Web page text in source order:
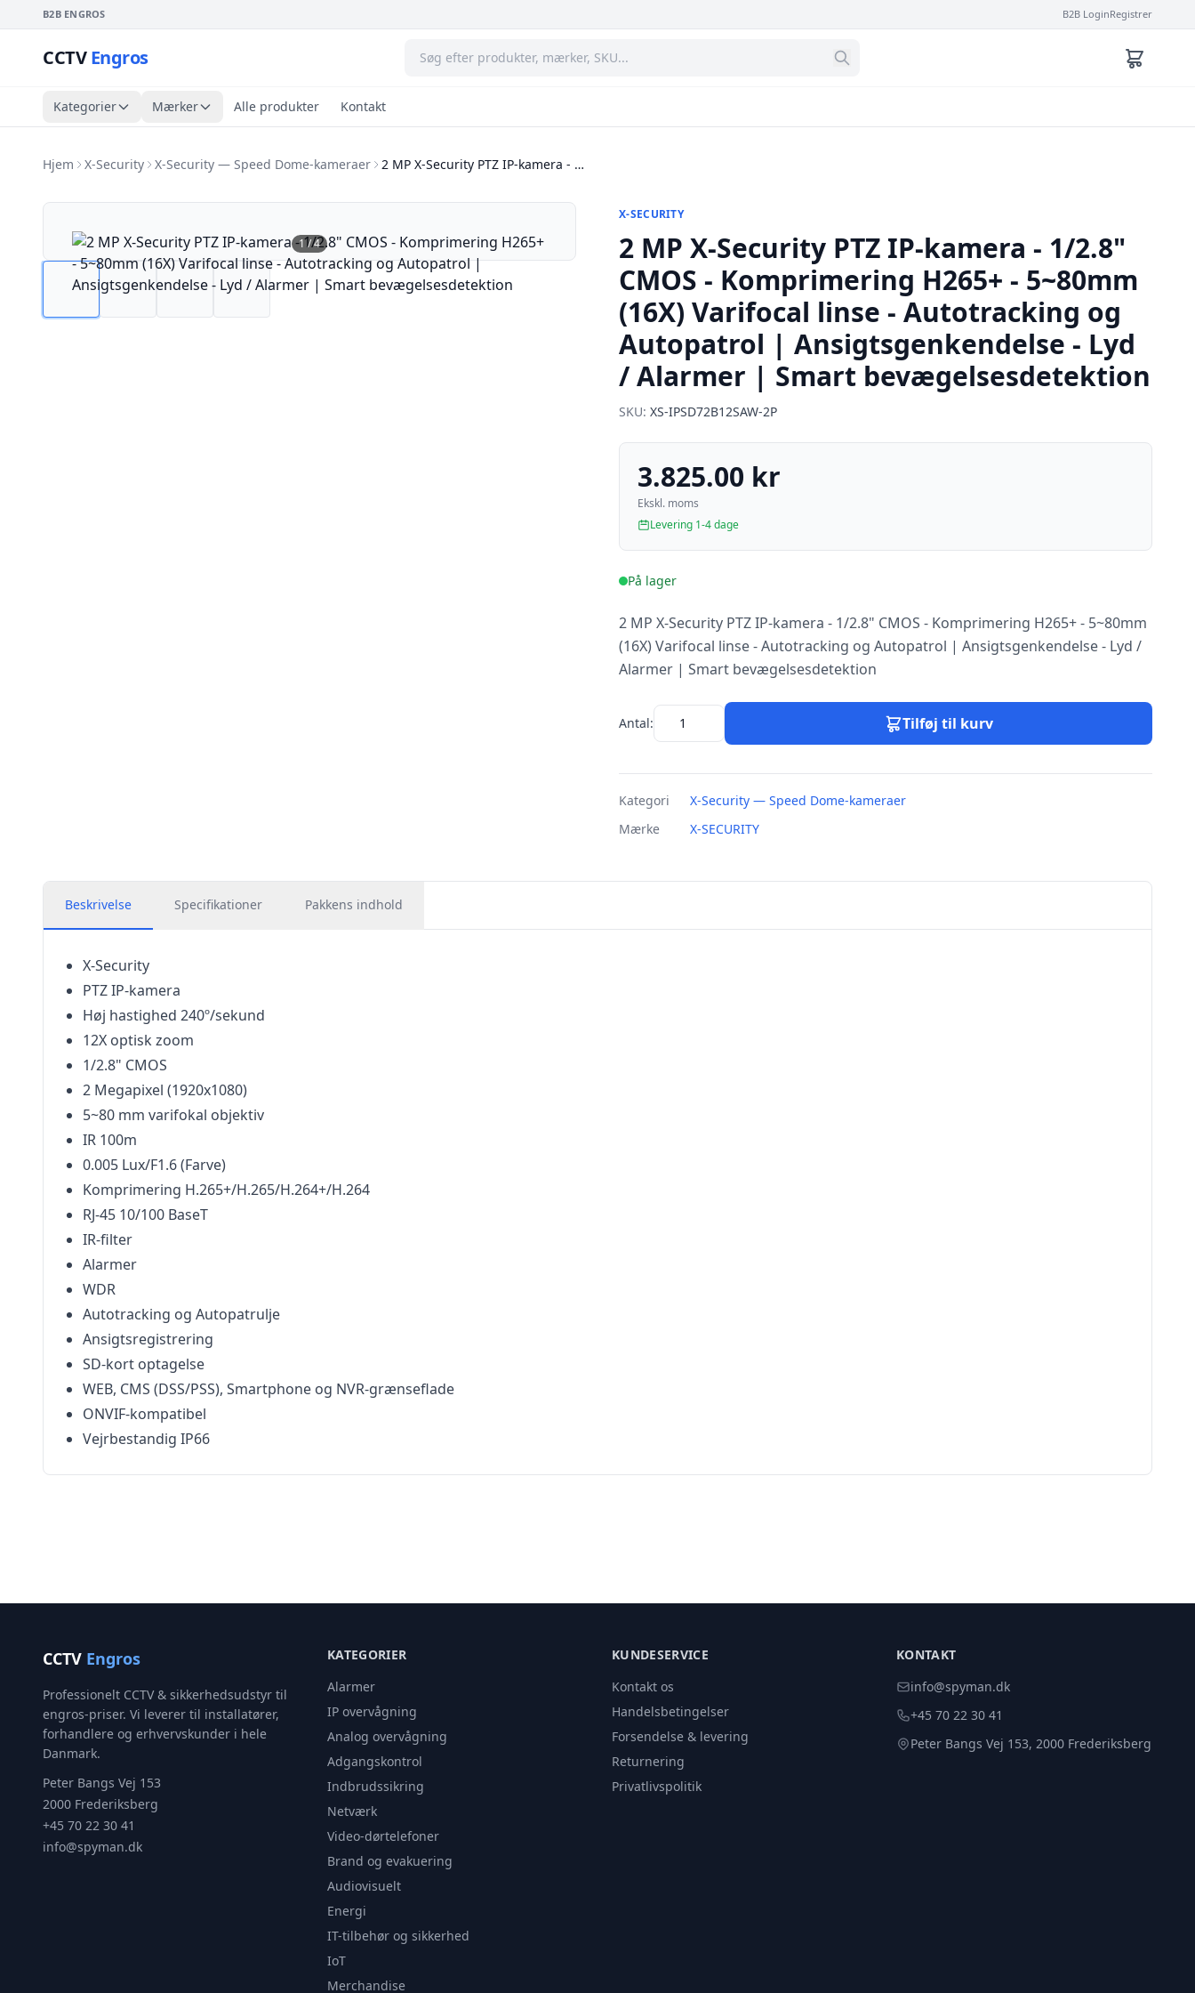
B2B ENGROS B2B LoginRegistrer
CCTVEngros
Kategorier Mærker Alle produkter Kontakt
Hjem X-Security X-Security — Speed Dome-kameraer 2 MP X-Security PTZ IP-kamera - …
1/4
X-SECURITY
2 MP X-Security PTZ IP-kamera - 1/2.8"
CMOS - Komprimering H265+ - 5~80mm
(16X) Varifocal linse - Autotracking og
Autopatrol | Ansigtsgenkendelse - Lyd
/ Alarmer | Smart bevægelsesdetektion
SKU: XS-IPSD72B12SAW-2P
3.825.00 kr
Ekskl. moms
Levering 1-4 dage
På lager
2 MP X-Security PTZ IP-kamera - 1/2.8" CMOS - Komprimering H265+ - 5~80mm
(16X) Varifocal linse - Autotracking og Autopatrol | Ansigtsgenkendelse - Lyd /
Alarmer | Smart bevægelsesdetektion
Antal: Tilføj til kurv
Kategori
X-Security — Speed Dome-kameraer
Mærke
X-SECURITY
Beskrivelse Specifikationer Pakkens indhold
X-Security
PTZ IP-kamera
Høj hastighed 240º/sekund
12X optisk zoom
1/2.8" CMOS
2 Megapixel (1920x1080)
5~80 mm varifokal objektiv
IR 100m
0.005 Lux/F1.6 (Farve)
Komprimering H.265+/H.265/H.264+/H.264
RJ-45 10/100 BaseT
IR-filter
Alarmer
WDR
Autotracking og Autopatrulje
Ansigtsregistrering
SD-kort optagelse
WEB, CMS (DSS/PSS), Smartphone og NVR-grænseflade
ONVIF-kompatibel
Vejrbestandig IP66
CCTV Engros
Professionelt CCTV & sikkerhedsudstyr til
engros-priser. Vi leverer til installatører,
forhandlere og erhvervskunder i hele
Danmark.
Peter Bangs Vej 153
2000 Frederiksberg
+45 70 22 30 41
info@spyman.dk
KATEGORIER
Alarmer
IP overvågning
Analog overvågning
Adgangskontrol
Indbrudssikring
Netværk
Video-dørtelefoner
Brand og evakuering
Audiovisuelt
Energi
IT-tilbehør og sikkerhed
IoT
Merchandise
KUNDESERVICE
Kontakt os
Handelsbetingelser
Forsendelse & levering
Returnering
Privatlivspolitik
KONTAKT
info@spyman.dk
+45 70 22 30 41
Peter Bangs Vej 153, 2000 Frederiksberg